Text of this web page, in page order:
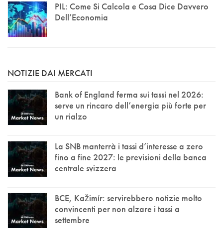
PIL: Come Si Calcola e Cosa Dice Davvero
Dell’Economia
NOTIZIE DAI MERCATI
Bank of England ferma sui tassi nel 2026:
serve un rincaro dell’energia più forte per
un rialzo
La SNB manterrà i tassi d’interesse a zero
fino a fine 2027: le previsioni della banca
centrale svizzera
BCE, Kažimír: servirebbero notizie molto
convincenti per non alzare i tassi a
settembre